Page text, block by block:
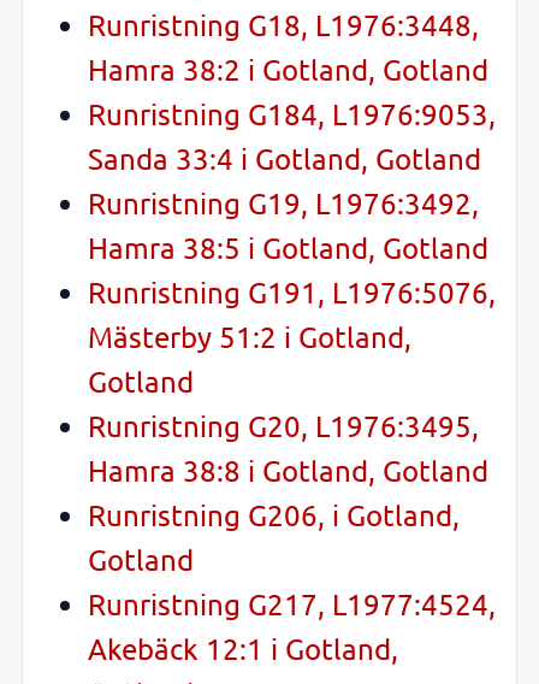
Runristning G18, L1976:3448,
Hamra 38:2 i Gotland, Gotland
Runristning G184, L1976:9053,
Sanda 33:4 i Gotland, Gotland
Runristning G19, L1976:3492,
Hamra 38:5 i Gotland, Gotland
Runristning G191, L1976:5076,
Mästerby 51:2 i Gotland,
Gotland
Runristning G20, L1976:3495,
Hamra 38:8 i Gotland, Gotland
Runristning G206, i Gotland,
Gotland
Runristning G217, L1977:4524,
Akebäck 12:1 i Gotland,